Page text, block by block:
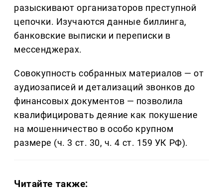
разыскивают организаторов преступной
цепочки. Изучаются данные биллинга,
банковские выписки и переписки в
мессенджерах.
Совокупность собранных материалов — от
аудиозаписей и детализаций звонков до
финансовых документов — позволила
квалифицировать деяние как покушение
на мошенничество в особо крупном
размере (ч. 3 ст. 30, ч. 4 ст. 159 УК РФ).
Читайте также: